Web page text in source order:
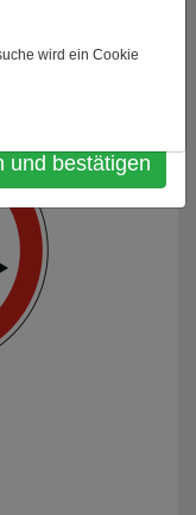
bestätigen
und bestätigen
wird ein Cookie